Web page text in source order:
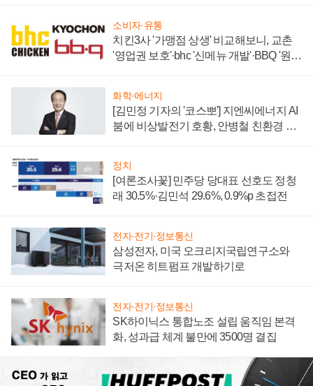
소비자·유통
치킨3사 '가맹점 상생' 비교해보니, 교촌
'영업권 보호'·bhc '신메뉴 개발'·BBQ '원가
화학·에너지
[김민정 기자의 '코스뽀'] 지엔씨에너지 AI
붐에 비상발전기 호황, 안병철 친환경 에
정치
[여론조사꽃] 민주당 당대표 선호도 정청
래 30.5%·김민석 29.6%, 0.9%p 초접전
전자·전기·정보통신
삼성전자, 미국 오크리지국립연구소와
극저온 히트펌프 개발하기로
전자·전기·정보통신
SK하이닉스 통합노조 설립 움직임 본격
화, 성과급 체계 불만에 3500명 결집